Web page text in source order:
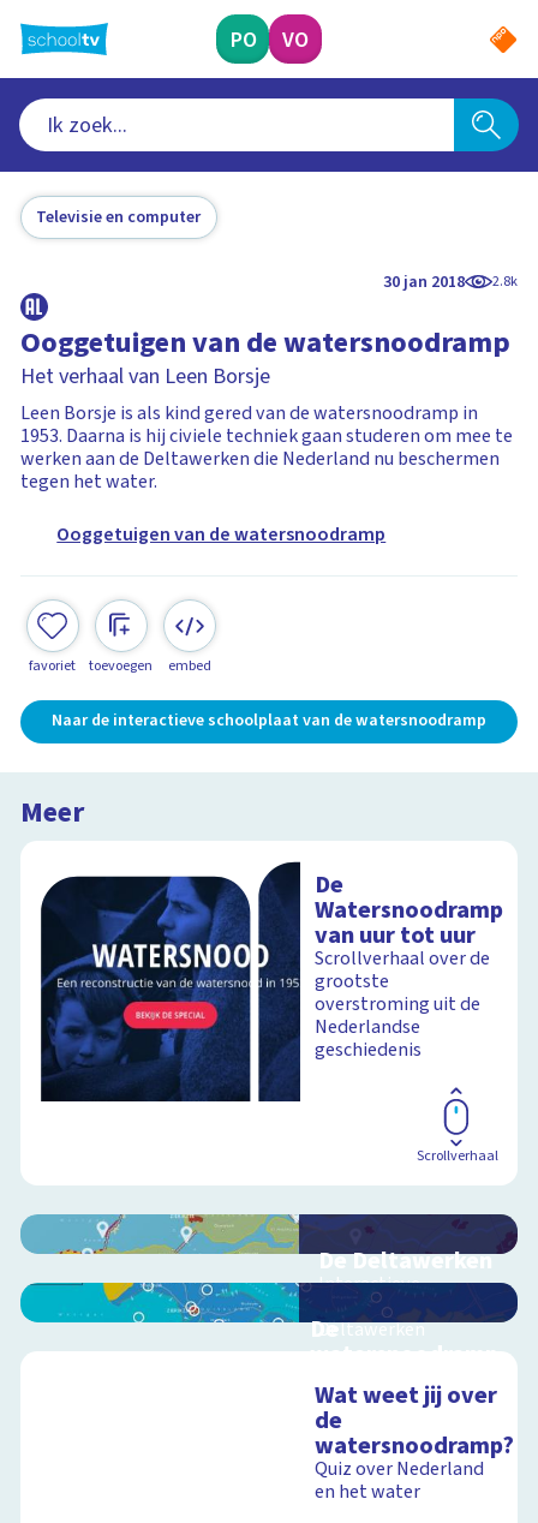
naar
hoofdinhoud
PO VO
Televisie en computer
30 jan 2018 2.8k
Ooggetuigen van de watersnoodramp
Het verhaal van Leen Borsje
Leen Borsje is als kind gered van de watersnoodramp in
1953. Daarna is hij civiele techniek gaan studeren om mee te
werken aan de Deltawerken die Nederland nu beschermen
tegen het water.
Ooggetuigen van de watersnoodramp
favoriet toevoegen embed
Naar de interactieve schoolplaat van de watersnoodramp
Meer
De
Watersnoodramp
van uur tot uur
Scrollverhaal over de
grootste
overstroming uit de
Nederlandse
geschiedenis
Scrollverhaal
De Deltawerken
Interactieve
schoolplaat over de
Deltawerken
De
watersnoodramp
van 1953
Interactieve
schoolplaat over de
watersnoodramp
Wat weet jij over
de
watersnoodramp?
Quiz over Nederland
en het water